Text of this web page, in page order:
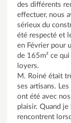
des différents
effectuer, nous
sérieux du
été respecté et
en Février pour
de 165m² ce
loyers.
M. Roiné était
ses artisans.
ont été avec
plaisir. Quand
rencontrent